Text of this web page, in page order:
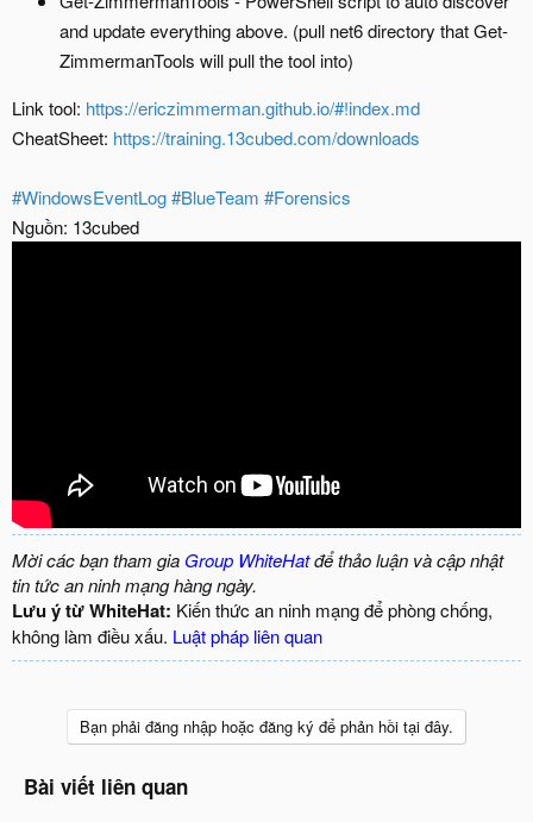
and update everything above. (pull net6 directory that Get-
ZimmermanTools will pull the tool into)
Link tool: https://ericzimmerman.github.io/#!index.md
CheatSheet: https://training.13cubed.com/downloads
#WindowsEventLog#BlueTeam #Forensics
Nguồn: 13cubed
Mời các bạn tham gia Group WhiteHatđể thảo luận và cập nhật
tin tức an ninh mạng hàng ngày.
Lưu ý từ WhiteHat: Kiến thức an ninh mạng để phòng chống,
không làm điều xấu. Luật pháp liên quan
Bạn phải đăng nhập hoặc đăng ký để phản hồi tại đây.
Bài viết liên quan